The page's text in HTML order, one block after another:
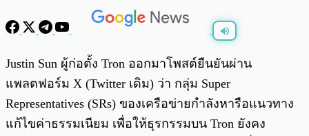
พร้อมเล่น 0:00
Justin Sun ผู้ก่อตั้ง Tron ออกมาโพสต์ยืนยันผ่าน
แพลตฟอร์ม X (Twitter เดิม) ว่า กลุ่ม Super
Representatives (SRs) ของเครือข่ายกำลังหารือแนวทาง
แก้ไขค่าธรรมเนียม เพื่อให้ธุรกรรมบน Tron ยังคง